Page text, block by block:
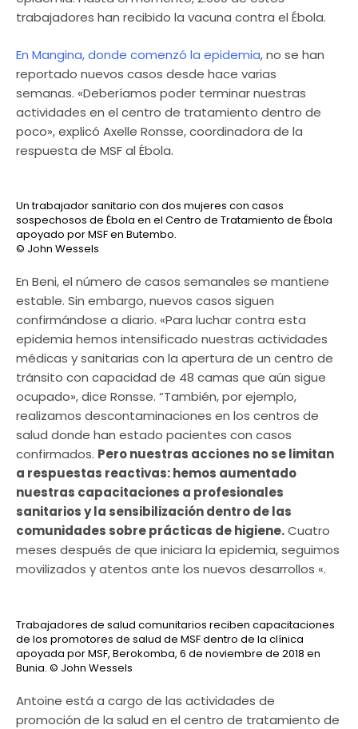
trabajadores han recibido la vacuna contra el Ébola.
En Mangina, donde comenzó la epidemia, no se han
reportado nuevos casos desde hace varias
semanas. «Deberíamos poder terminar nuestras
actividades en el centro de tratamiento dentro de
poco», explicó Axelle Ronsse, coordinadora de la
respuesta de MSF al Ébola.
Un trabajador sanitario con dos mujeres con casos
sospechosos de Ébola en el Centro de Tratamiento de Ébola
apoyado por MSF en Butembo.
© John Wessels
En Beni, el número de casos semanales se mantiene
estable. Sin embargo, nuevos casos siguen
confirmándose a diario. «Para luchar contra esta
epidemia hemos intensificado nuestras actividades
médicas y sanitarias con la apertura de un centro de
tránsito con capacidad de 48 camas que aún sigue
ocupado», dice Ronsse. “También, por ejemplo,
realizamos descontaminaciones en los centros de
salud donde han estado pacientes con casos
confirmados. Pero nuestras acciones no se limitan
a respuestas reactivas: hemos aumentado
nuestras capacitaciones a profesionales
sanitarios y la sensibilización dentro de las
comunidades sobre prácticas de higiene.Cuatro
meses después de que iniciara la epidemia, seguimos
movilizados y atentos ante los nuevos desarrollos «.
Trabajadores de salud comunitarios reciben capacitaciones
de los promotores de salud de MSF dentro de la clínica
apoyada por MSF, Berokomba, 6 de noviembre de 2018 en
Bunia. © John Wessels
Antoine está a cargo de las actividades de
promoción de la salud en el centro de tratamiento de